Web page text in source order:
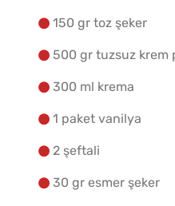
150 gr toz şeker
500 gr tuzsuz krem
300 ml krema
1 paket vanilya
2 şeftali
30 gr esmer şeker